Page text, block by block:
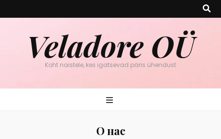
Veladore OÜ
Koht naistele, kes igatsevad päris ühendust
О нас